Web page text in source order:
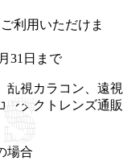
ご利用いただけま
31日まで
乱視カラコン、遠視
ンタクトレンズ通販
場合